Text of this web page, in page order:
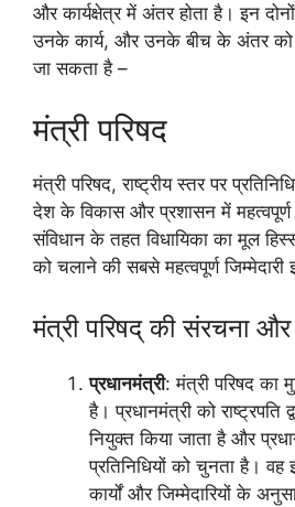
और कार्यक्षेत्र में अंतर होता है। इन
उनके कार्य, और उनके बीच के अंतर को
जा सकता है –
मंत्री परिषद
मंत्री परिषद, राष्ट्रीय स्तर पर
देश के विकास और प्रशासन में महत्वपूर्ण
संविधान के तहत विधायिका का मूल
को चलाने की सबसे महत्वपूर्ण जिम्मेदारी
मंत्री परिषद् की संरचना और
प्रधानमंत्री: मंत्री परिषद का
है। प्रधानमंत्री को राष्ट्रपति
नियुक्त किया जाता है और
प्रतिनिधियों को चुनता है।
कार्यों और जिम्मेदारियों के